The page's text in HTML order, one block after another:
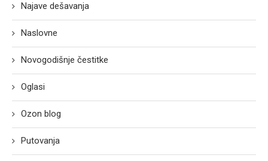
Najave dešavanja
Naslovne
Novogodišnje čestitke
Oglasi
Ozon blog
Putovanja